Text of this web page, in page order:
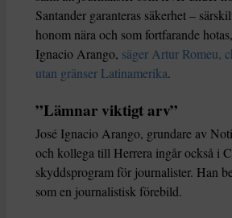
Santander garanteras säkerhet –
honom nära och som fortfarande
Ignacio Arango, säger Artur Romeu,
utan gränser Latinamerika.
”Lämnar viktigt arv”
José Ignacio Arango, grundare av
och kollega till Herrera ingår också i
skyddsprogram för journalister. Han
som en journalistisk förebild.